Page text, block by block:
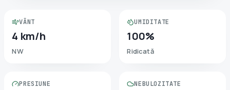
VÂNT
4 km/h
NW
UMIDITATE
100%
Ridicată
PRESIUNE NEBULOZITATE